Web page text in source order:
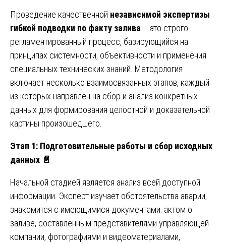
Проведение качественной независимой экспертизы
гибкой подводки по факту залива – это строго
регламентированный процесс, базирующийся на
принципах системности, объективности и применения
специальных технических знаний. Методология
включает несколько взаимосвязанных этапов, каждый
из которых направлен на сбор и анализ конкретных
данных для формирования целостной и доказательной
картины произошедшего.
Этап 1: Подготовительные работы и сбор исходных
данных 📄
Начальной стадией является анализ всей доступной
информации. Эксперт изучает обстоятельства аварии,
знакомится с имеющимися документами: актом о
заливе, составленным представителями управляющей
компании, фотографиями и видеоматериалами,